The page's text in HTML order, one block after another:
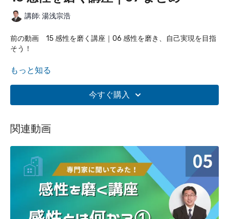
講師: 湯浅宗浩
前の動画 15 感性を磨く講座｜06 感性を磨き、自己実現を目指
そう！
再生中16 感性を磨く講座｜07 まとめ
意外と捉えにくいのではないでしょうか？
本講座では、具体的、実践的な感性の磨き方について解説しま
もっと知る
今すぐ購入
関連動画